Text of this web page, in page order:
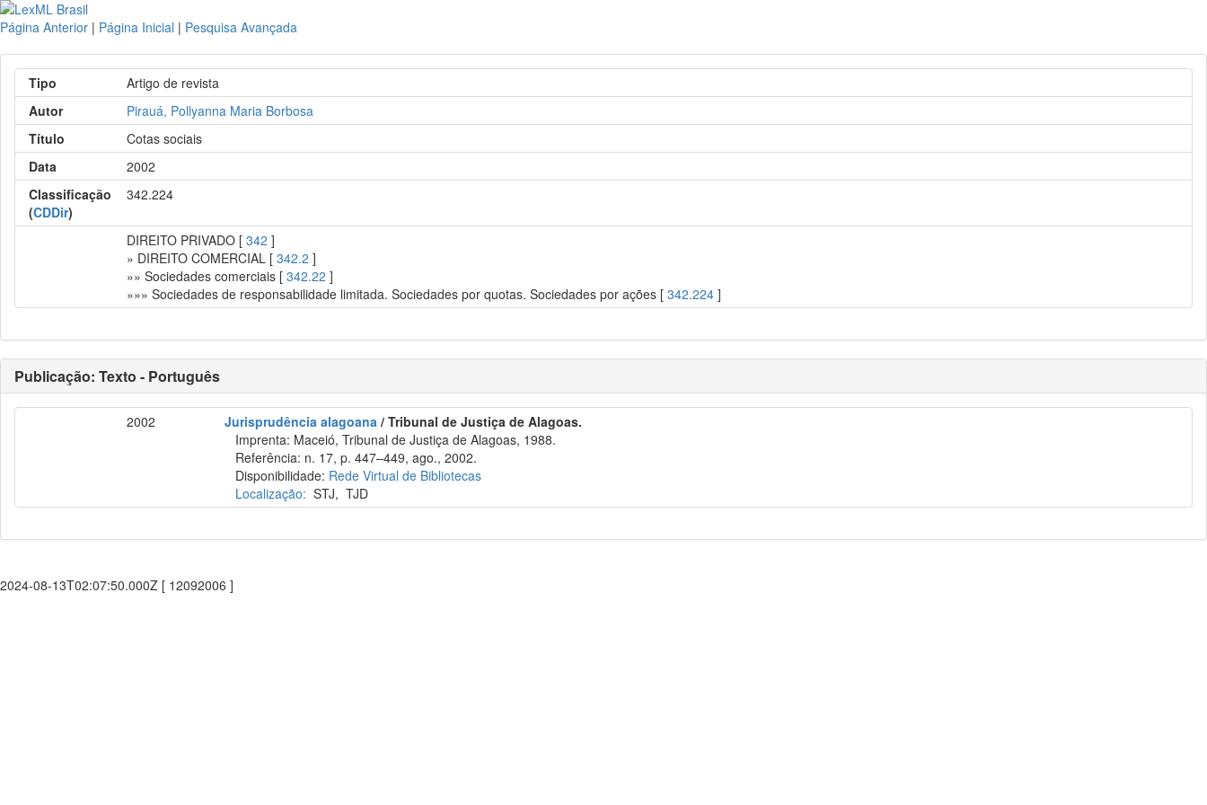
Página Anterior | Página Inicial | Pesquisa Avançada
Tipo
Artigo de revista
Autor
Pirauá, Pollyanna Maria Borbosa
Título
Cotas sociais
Data
2002
Classificação
(CDDir)
342.224
DIREITO PRIVADO [342 ]
» DIREITO COMERCIAL [342.2 ]
»» Sociedades comerciais [342.22 ]
»»» Sociedades de responsabilidade limitada. Sociedades por quotas. Sociedades por ações [342.224 ]
Publicação: Texto - Português
2002 Jurisprudência alagoana / Tribunal de Justiça de Alagoas.
Imprenta: Maceió, Tribunal de Justiça de Alagoas, 1988.
Referência: n. 17, p. 447–449, ago., 2002.
Disponibilidade: Rede Virtual de Bibliotecas
Localização: STJ,TJD
2024-08-13T02:07:50.000Z [ 12092006 ]